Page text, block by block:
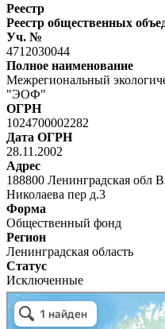
Реестр
Реестр общественных
Уч. №
4712030044
Полное наименование
Межрегиональный
"ЭОФ"
ОГРН
1024700002282
Дата ОГРН
28.11.2002
Адрес
188800 Ленинградская обл
Николаева пер д.3
Форма
Общественный фонд
Регион
Ленинградская область
Статус
Исключенные